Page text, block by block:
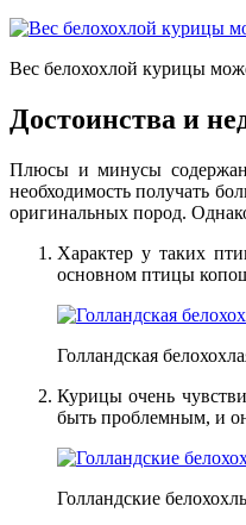
Вес белохохлой курицы
Достоинства и
Плюсы и минусы
необходимость получать
оригинальных пород.
Характер у таких
основном птицы
Голландская
Курицы очень
быть проблемным, и
Голландские